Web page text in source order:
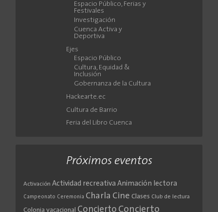
Espacio Público, Ferias y
Festivales
Investigación
Cuenca Activa y
Deportiva
Ejes
Espacio Público
Cultura, Equidad &
Inclusión
Gobernanza de la Cultura
Hackearte.ec
Cultura de Barrio
Feria del Libro Cuenca
Próximos eventos
Activación Actividad recreativa Animación lectora
Campeonato Ceremonia Charla Cine Clases Club de lectura
Colonia vacacional Concierto Concierto